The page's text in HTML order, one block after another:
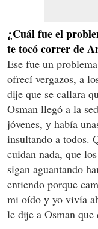
¿Cuál fue el
te tocó correr de
Ese fue un
ofrecí vergazos, a
dije que se callara
Osman llegó a la
jóvenes, y había
insultando a todos.
cuidan nada, que
sigan aguantando
entiendo porque
mi oído y yo vivía
le dije a Osman